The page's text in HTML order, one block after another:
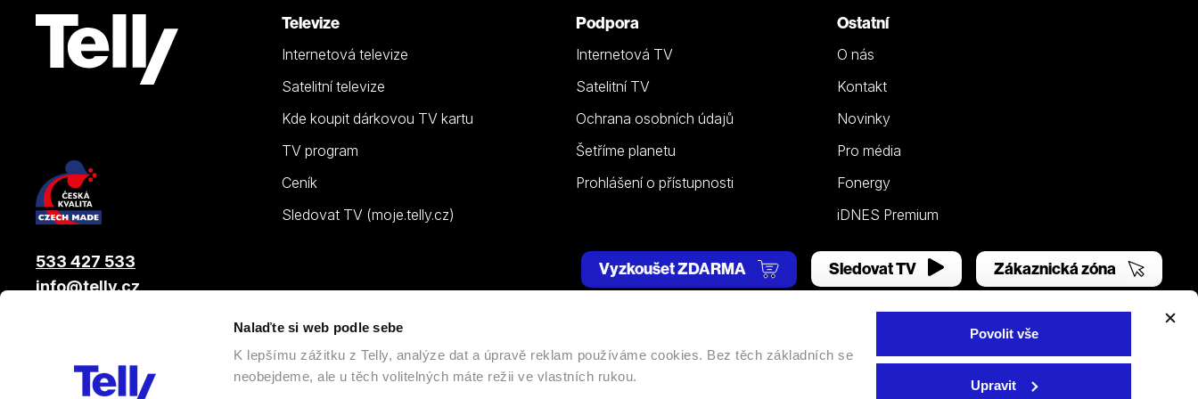
Nalaďte si web podle sebe
K lepšímu zážitku z Telly, analýze dat a úpravě reklam používáme cookies. Bez těch základních se
neobejdeme, ale u těch volitelných máte režii ve vlastních rukou.
Povolit vše
Upravit
Televize
Internetová televize
Satelitní televize
Kde koupit dárkovou TV kartu
TV program
Ceník
Sledovat TV (moje.telly.cz)
Podpora
Internetová TV
Satelitní TV
Ochrana osobních údajů
Šetříme planetu
Prohlášení o přístupnosti
Ostatní
O nás
Kontakt
Novinky
Pro média
Fonergy
iDNES Premium
533 427 533
info@telly.cz
Vyzkoušet ZDARMA Sledovat TV Zákaznická zóna
, člen skupiny LAMA ENERGY GROUP | Všechna práva vyhrazena. |Nastavení cookies